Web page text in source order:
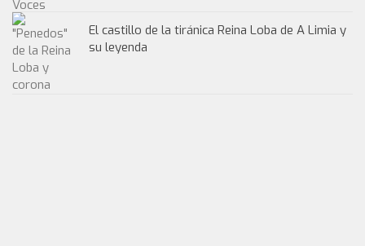
El castillo de la tiránica Reina Loba de A Limia y
su leyenda